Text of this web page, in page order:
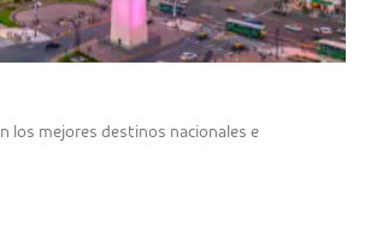
los mejores destinos nacionales e